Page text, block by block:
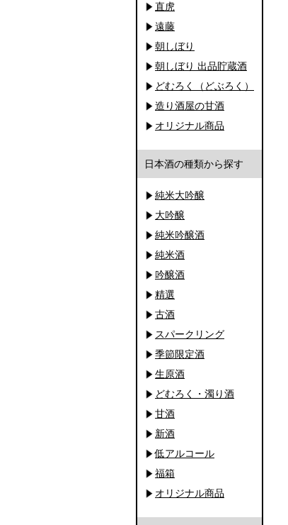
直虎
遠藤
朝しぼり
朝しぼり 出品貯蔵酒
どむろく（どぶろく）
造り酒屋の甘酒
オリジナル商品
日本酒の種類から探す
純米大吟醸
大吟醸
純米吟醸酒
純米酒
吟醸酒
精選
古酒
スパークリング
季節限定酒
生原酒
どむろく・濁り酒
甘酒
新酒
低アルコール
福箱
オリジナル商品